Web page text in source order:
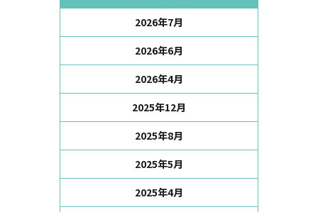
2026年7月
2026年6月
2026年4月
2025年12月
2025年8月
2025年5月
2025年4月